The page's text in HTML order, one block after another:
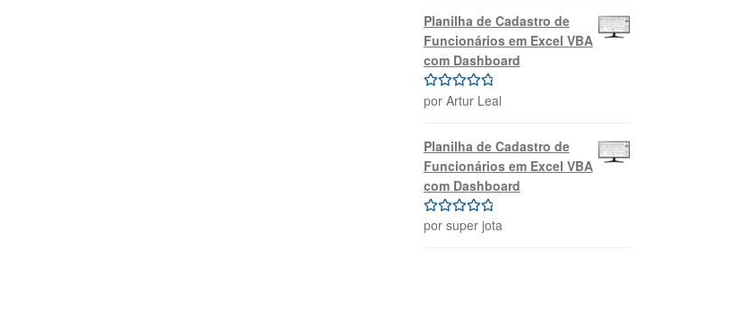
Planilha de Cadastro de
Funcionários em Excel VBA
com Dashboard
Avaliação 5
por Artur Leal
Planilha de Cadastro de
Funcionários em Excel VBA
com Dashboard
Avaliação5
por super jota